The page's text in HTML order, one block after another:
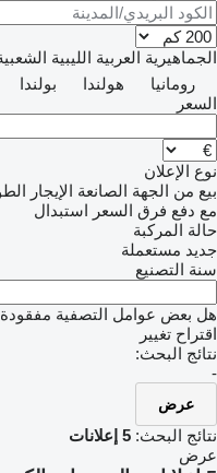
الجماهيرية العربية الليبية
رومانيا
هولندا
بولندا
السعر
نوع الإعلان
بيع من الجهة الصانعة الإيجار
مع دفع فرق السعر استبدال
حالة المركبة
جديد مستعملة
سنة التصنيع
هل بعض عوامل التصفية
اقتراح تغيير
نتائج البحث:
-
عرض
نتائج البحث: 5 إعلانات
عرض